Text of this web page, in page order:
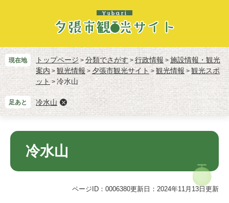
先
頭
で
す。
を
飛
ば
て
本
文
現在地 トップページ > 分類でさがす > 行政情報 > 施設情報・観光
案内 >観光情報 > 夕張市観光サイト > 観光情報> 観光スポ
ット > 冷水山
足あと 冷水山
本
冷水山
ページID：0006380更新日：2024年11月13日更新